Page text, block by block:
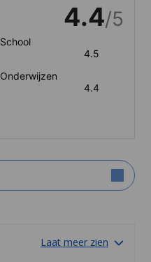
4.4/5
School
4.5
Onderwijzen
4.4
Laat meer zien